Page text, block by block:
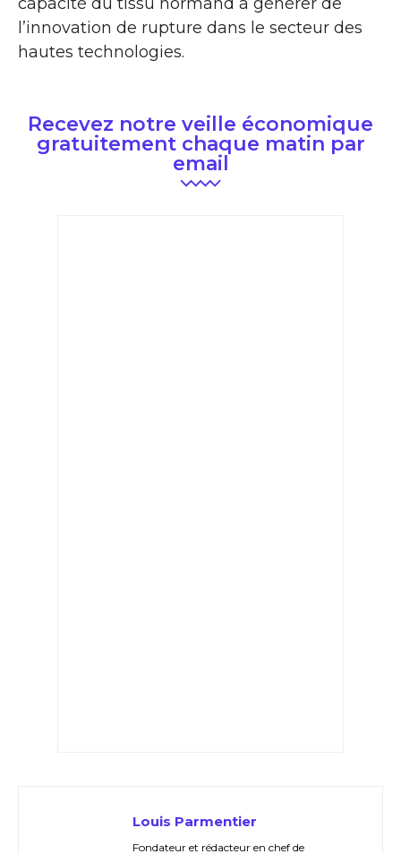
l’innovation de rupture dans le secteur des
hautes technologies.
Recevez notre veille économique
gratuitement chaque matin par
email
Louis Parmentier
Fondateur et rédacteur en chef de